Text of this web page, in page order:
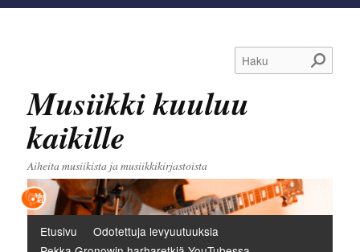
Haku
Musiikki kuuluu
kaikille
Aiheita musiikista ja musiikkikirjastoista
Päävalikko
Etusivu
Odotettuja levyuutuuksia